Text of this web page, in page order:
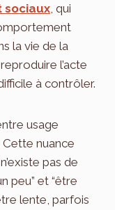
sociaux , qui
la vie de la
l’acte
à contrôler.
usage
nuance
pas de
peu” et “être
lente, parfois